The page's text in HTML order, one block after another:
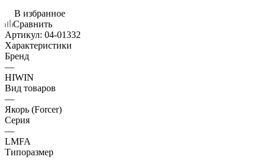
В избранное
Сравнить
Артикул: 04-01332
Характеристики
Бренд
—
HIWIN
Вид товаров
—
Якорь (Forcer)
Серия
—
LMFA
Типоразмер